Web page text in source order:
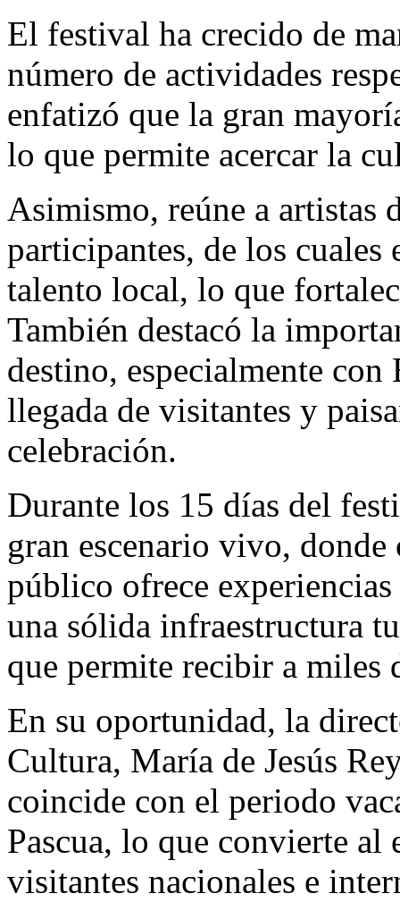
El festival ha crecido de
número de actividades
enfatizó que la gran
lo que permite acercar la
Asimismo, reúne a artistas
participantes, de los
talento local, lo que
También destacó la
destino, especialmente
llegada de visitantes y
celebración.
Durante los 15 días del
gran escenario vivo,
público ofrece
una sólida infraestructura
que permite recibir a miles
En su oportunidad, la
Cultura, María de Jesús
coincide con el periodo
Pascua, lo que convierte al
visitantes nacionales e